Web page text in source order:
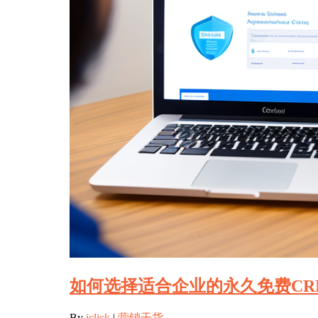
如何选择适合企业的永久免费